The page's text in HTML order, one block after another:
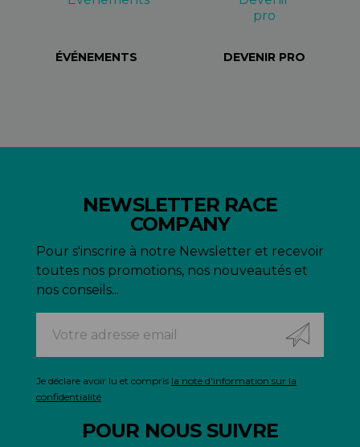
ÉVÉNEMENTS DEVENIR PRO
NEWSLETTER RACE
COMPANY
Pour s'inscrire à notre Newsletter et recevoir
toutes nos promotions, nos nouveautés et
nos conseils...
Je déclare avoir lu et compris la note d'information sur la
confidentialité
POUR NOUS SUIVRE